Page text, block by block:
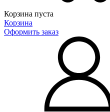
Корзина пуста
Корзина
Оформить заказ